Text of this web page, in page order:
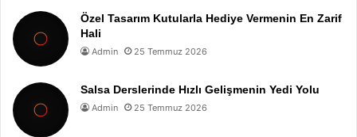
Özel Tasarım Kutularla Hediye Vermenin En Zarif
Hali
Admin 25 Temmuz 2026
Salsa Derslerinde Hızlı Gelişmenin Yedi Yolu
Admin 25 Temmuz 2026